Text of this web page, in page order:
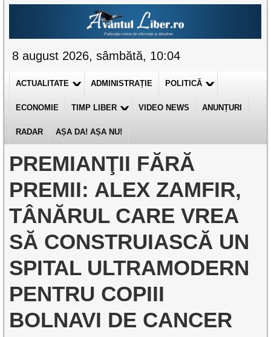
8 august 2026, sâmbătă, 10:04
ACTUALITATE ADMINISTRAȚIE POLITICĂ
ECONOMIE TIMP LIBER VIDEO NEWS ANUNȚURI
RADAR AȘA DA! AȘA NU!
PREMIANŢII FĂRĂ
PREMII: ALEX ZAMFIR,
TÂNĂRUL CARE VREA
SĂ CONSTRUIASCĂ UN
SPITAL ULTRAMODERN
PENTRU COPIII
BOLNAVI DE CANCER